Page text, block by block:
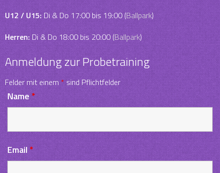
U12 / U15: Di & Do 17:00 bis 19:00 (Ballpark)
Herren:Di & Do 18:00 bis 20:00 (Ballpark)
Anmeldung zur Probetraining
Felder mit einem * sind Pflichtfelder
Name*
Email*